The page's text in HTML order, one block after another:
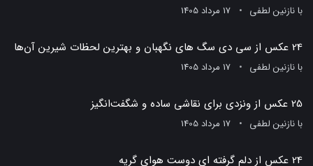
بانازنین لطفی 17 مرداد 1405
24 عکس از سی دی سگ های نگهبان و بهترین لحظات شیرین آن‌ها
بانازنین لطفی 17 مرداد 1405
25 عکس از ونزدی برای نقاشی ساده و شگفت‌انگیز
بانازنین لطفی 17 مرداد 1405
24 عکس از دلم گرفته ای دوست هوای گریه